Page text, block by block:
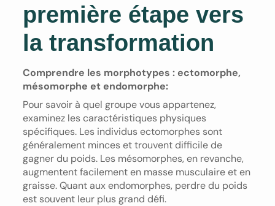
première étape vers
la transformation
Comprendre les morphotypes : ectomorphe,
mésomorphe et endomorphe:
Pour savoir à quel groupe vous appartenez,
examinez les caractéristiques physiques
spécifiques. Les individus ectomorphes sont
généralement minces et trouvent difficile de
gagner du poids. Les mésomorphes, en revanche,
augmentent facilement en masse musculaire et en
graisse. Quant aux endomorphes, perdre du poids
est souvent leur plus grand défi.